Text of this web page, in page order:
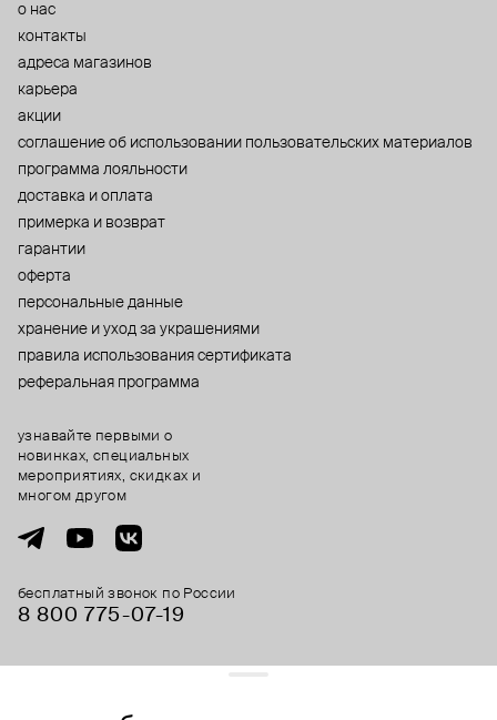
о нас
контакты
адреса магазинов
карьера
акции
cоглашение об использовании пользовательских материалов
программа лояльности
доставка и оплата
примерка и возврат
гарантии
оферта
персональные данные
хранение и уход за украшениями
правила использования сертификата
реферальная программа
бесплатный звонок по России
8 800 775⁠-07⁠-19
узнавайте первыми о
новинках, специальных
мероприятиях, скидках и
многом другом